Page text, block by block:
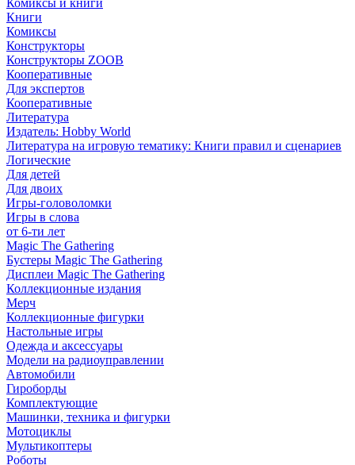
Комиксы и книги
Книги
Комиксы
Конструкторы
Конструкторы ZOOB
Кооперативные
Для экспертов
Кооперативные
Литература
Издатель: Hobby World
Литература на игровую тематику: Книги правил и сценариев
Логические
Для детей
Для двоих
Игры-головоломки
Игры в слова
от 6-ти лет
Magic The Gathering
Бустеры Magic The Gathering
Дисплеи Magic The Gathering
Коллекционные издания
Мерч
Коллекционные фигурки
Настольные игры
Одежда и аксессуары
Модели на радиоуправлении
Автомобили
Гироборды
Комплектующие
Машинки, техника и фигурки
Мотоциклы
Мультикоптеры
Роботы